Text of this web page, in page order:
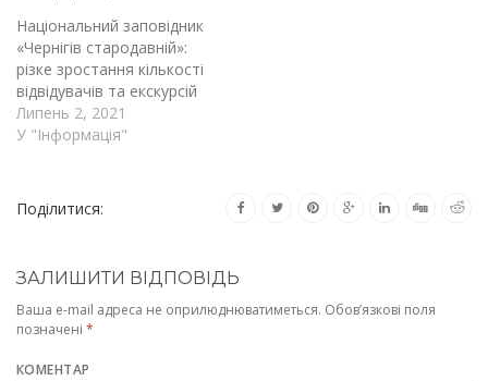
Національний заповідник
«Чернігів стародавній»:
різке зростання кількості
відвідувачів та екскурсій
Липень 2, 2021
У "Інформація"
Поділитися:
ЗАЛИШИТИ ВІДПОВІДЬ
Ваша e-mail адреса не оприлюднюватиметься. Обов’язкові поля
позначені *
КОМЕНТАР